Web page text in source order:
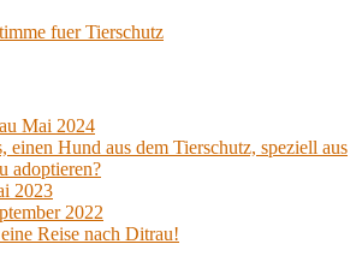
Mai 2024
einen Hund aus dem Tierschutz, speziell aus
adoptieren?
2023
2022
Reise nach Ditrau!